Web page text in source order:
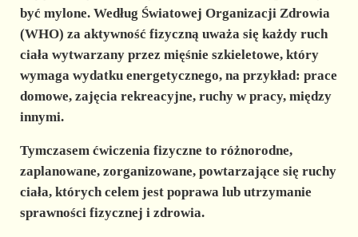
być mylone. Według Światowej Organizacji Zdrowia
(WHO) za aktywność fizycznąuważa się każdy ruch
ciała wytwarzany przez mięśnie szkieletowe, który
wymaga wydatku energetycznego, na przykład: prace
domowe, zajęcia rekreacyjne, ruchy w pracy, między
innymi.
Tymczasem ćwiczenia fizyczne to różnorodne,
zaplanowane, zorganizowane, powtarzające się ruchy
ciała, których celem jest poprawa lub utrzymanie
sprawności fizycznej i zdrowia.